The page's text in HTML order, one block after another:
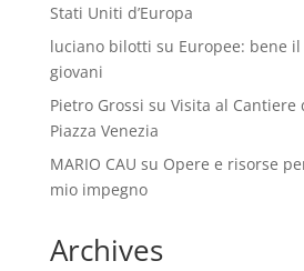
Stati Uniti d’Europa
luciano bilotti su Europee: bene
giovani
Pietro Grossi su Visita al Cantiere
Piazza Venezia
MARIO CAU su Opere e risorse
mio impegno
Archives